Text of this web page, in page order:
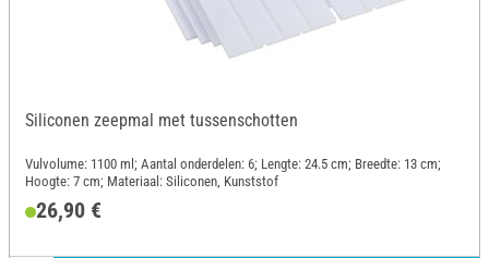
Siliconen zeepmal met tussenschotten
Vulvolume: 1100 ml; Aantal onderdelen: 6; Lengte: 24.5 cm; Breedte: 13 cm;
Hoogte: 7 cm; Materiaal: Siliconen, Kunststof
26,90 €